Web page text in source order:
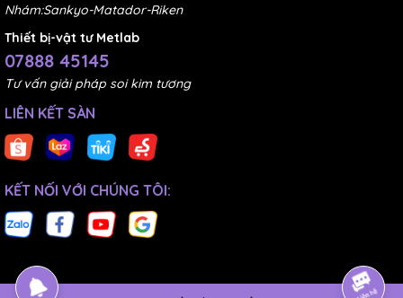
Nhám:Sankyo-Matador-Riken
Thiết bị-vật tư Metlab
07888 45145
Tư vấn giải pháp soi kim tương
LIÊN KẾT SÀN
KẾT NỐI VỚI CHÚNG TÔI: